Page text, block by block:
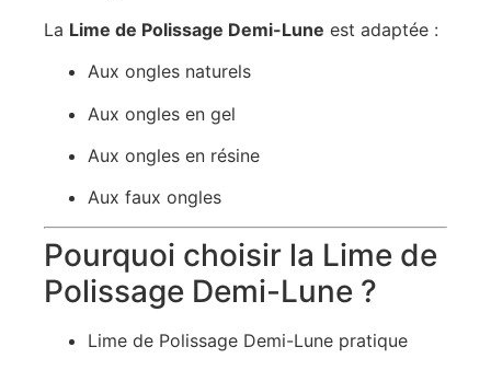
La Lime de Polissage Demi-Lune est adaptée :
Aux ongles naturels
Aux ongles en gel
Aux ongles en résine
Aux faux ongles
Pourquoi choisir la Lime de
Polissage Demi-Lune ?
Lime de Polissage Demi-Lune pratique